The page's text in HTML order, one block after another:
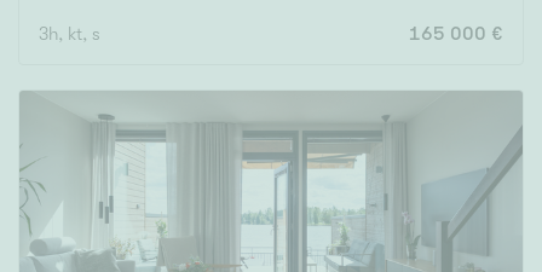
3h, kt, s 165 000 €